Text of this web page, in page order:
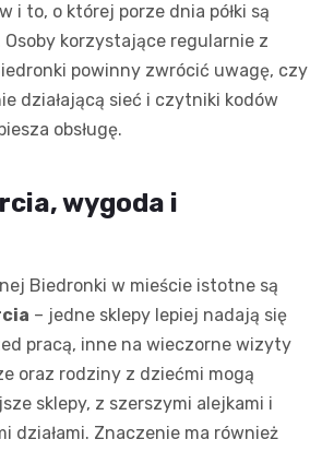
i to, o której porze dnia półki są
Osoby korzystające regularnie z
powinny zwrócić uwagę, czy
działającą sieć i czytniki kodów
obsługę.
wygoda i
Biedronki w mieście istotne są
– jedne sklepy lepiej nadają się
pracą, inne na wieczorne wizyty
oraz rodziny z dziećmi mogą
sklepy, z szerszymi alejkami i
działami. Znaczenie ma również